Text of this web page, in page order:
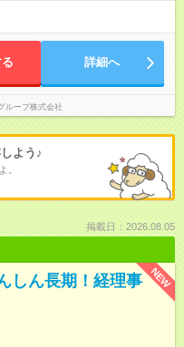
詳細へ
ループ株式会社
よう♪
。
掲載日：2026.08.05
NEW
しん長期！経理事